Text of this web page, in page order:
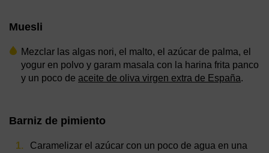
Muesli
Mezclar las algas nori, el malto, el azúcar de palma, el
yogur en polvo y garam masala con la harina frita panco
y un poco de aceite de oliva virgen extra de España.
Barniz de pimiento
Caramelizar el azúcar con un poco de agua en una